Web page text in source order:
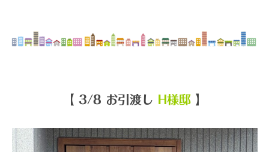
【 3/8 お引渡し H様邸】